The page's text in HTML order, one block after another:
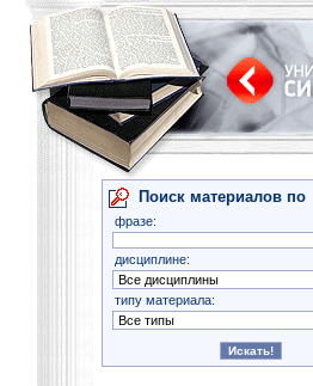
Поиск материалов по
фразе:
дисциплине:
типу материала: